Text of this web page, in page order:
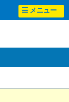
メニュー